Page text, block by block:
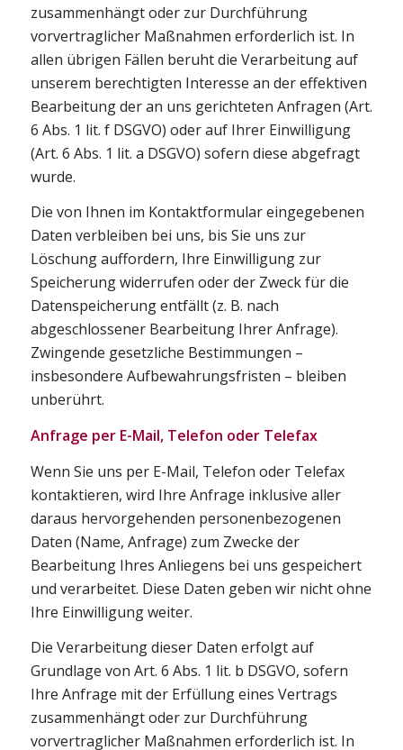
zusammenhängt oder zur Durchführung
vorvertraglicher Maßnahmen erforderlich ist. In
allen übrigen Fällen beruht die Verarbeitung auf
unserem berechtigten Interesse an der effektiven
Bearbeitung der an uns gerichteten Anfragen (Art.
6 Abs. 1 lit. f DSGVO) oder auf Ihrer Einwilligung
(Art. 6 Abs. 1 lit. a DSGVO) sofern diese abgefragt
wurde.
Die von Ihnen im Kontaktformular eingegebenen
Daten verbleiben bei uns, bis Sie uns zur
Löschung auffordern, Ihre Einwilligung zur
Speicherung widerrufen oder der Zweck für die
Datenspeicherung entfällt (z. B. nach
abgeschlossener Bearbeitung Ihrer Anfrage).
Zwingende gesetzliche Bestimmungen –
insbesondere Aufbewahrungsfristen – bleiben
unberührt.
Anfrage per E-Mail, Telefon oder Telefax
Wenn Sie uns per E-Mail, Telefon oder Telefax
kontaktieren, wird Ihre Anfrage inklusive aller
daraus hervorgehenden personenbezogenen
Daten (Name, Anfrage) zum Zwecke der
Bearbeitung Ihres Anliegens bei uns gespeichert
und verarbeitet. Diese Daten geben wir nicht ohne
Ihre Einwilligung weiter.
Die Verarbeitung dieser Daten erfolgt auf
Grundlage von Art. 6 Abs. 1 lit. b DSGVO, sofern
Ihre Anfrage mit der Erfüllung eines Vertrags
zusammenhängt oder zur Durchführung
vorvertraglicher Maßnahmen erforderlich ist. In